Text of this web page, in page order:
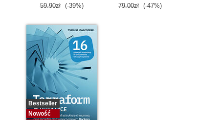
59.90zł (-39%) 79.00zł (-47%)
Bestseller
Nowość